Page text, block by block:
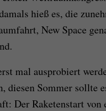
hieß es, die
New Space
mal ausprobiert
diesen Sommer sollte
Der Raketenstart